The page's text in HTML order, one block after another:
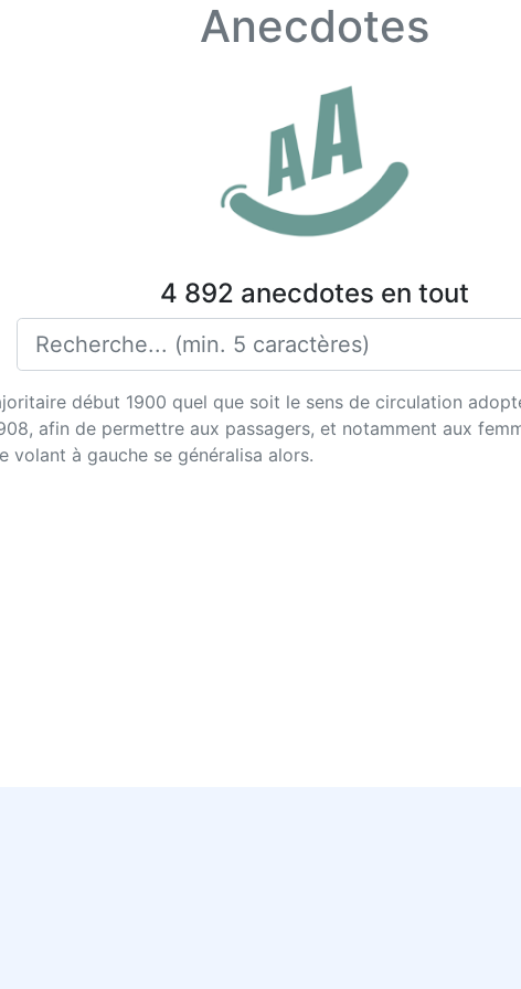
Anecdotes
4 892 anecdotes en tout
début 1900 quel que soit le sens de circulation
afin de permettre aux passagers, et notamment aux
volant à gauche se généralisa alors.